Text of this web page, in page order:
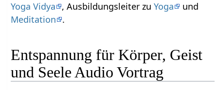
Yoga Vidya
, Ausbildungsleiter zuYoga
und
Meditation
.
Entspannung für Körper, Geist
und Seele Audio Vortrag